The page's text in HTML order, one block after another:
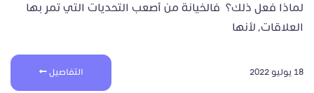
لماذا فعل ذلك؟ فالخيانة من أصعب التحديات التي تمر بها
العلاقات، لأنها
18 يوليو 2022 التفاصيل